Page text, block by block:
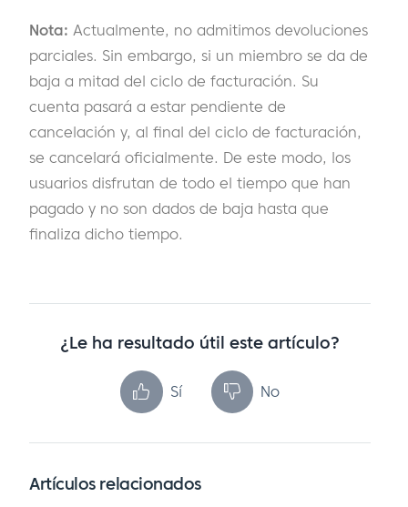
Nota: Actualmente, no admitimos devoluciones
parciales. Sin embargo, si un miembro se da de
baja a mitad del ciclo de facturación. Su
cuenta pasará a estar pendiente de
cancelación y, al final del ciclo de facturación,
se cancelará oficialmente. De este modo, los
usuarios disfrutan de todo el tiempo que han
pagado y no son dados de baja hasta que
finaliza dicho tiempo.
¿Le ha resultado útil este artículo?
Sí No
Artículos relacionados